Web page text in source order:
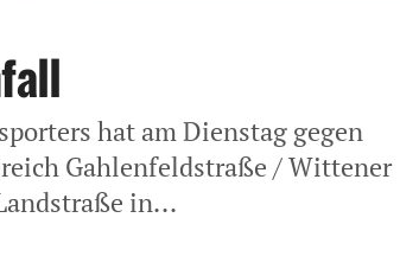
hat am Dienstag gegen
Gahlenfeldstraße / Wittener
in...